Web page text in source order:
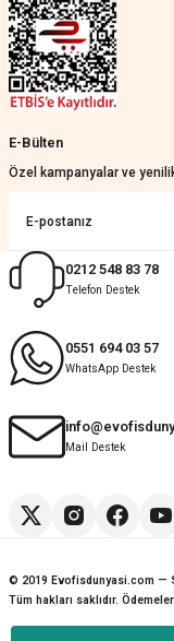
Çok ilgililerdi
Merve Özen | 17/07/2026
KeRiM BeRBeR | 16/07/2026
Sorunsuz ve güvenilir
Muhammed Adsiz | 14/07/
Kolay
G... K... | 14/07/2026
E-Bülten
Özel kampanyalar ve
0212 548 83 78
Telefon Destek
0551 694 03 57
WhatsApp Destek
Mail Destek
© 2019 Evofisdunyasi.com —
Tüm hakları saklıdır.